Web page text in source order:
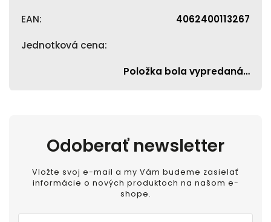
EAN: 4062400113267
Jednotková cena:
Položka bola vypredaná…
Odoberať newsletter
Vložte svoj e-mail a my Vám budeme zasielať
informácie o nových produktoch na našom e-
shope.